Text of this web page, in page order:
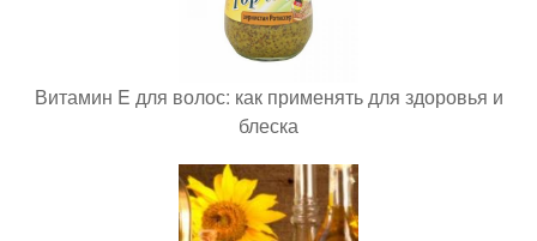
Витамин E для волос: как применять для здоровья и
блеска